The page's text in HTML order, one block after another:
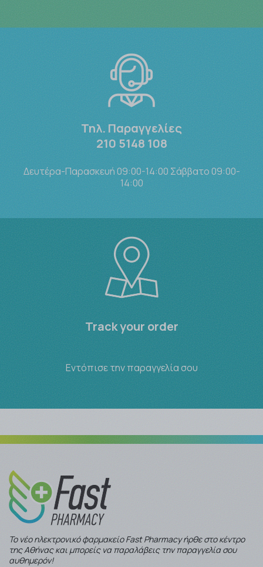
Τηλ. Παραγγελίες
210 5148 108
Δευτέρα-Παρασκευή 09:00-14:00 Σάββατο 09:00-
14:00
Track your order
Εντόπισε την παραγγελία σου
Το νέο ηλεκτρονικό φαρμακείο Fast Pharmacy ήρθε στο κέντρο
της Αθήνας και μπορείς να παραλάβεις την παραγγελία σου
αυθημερόν!